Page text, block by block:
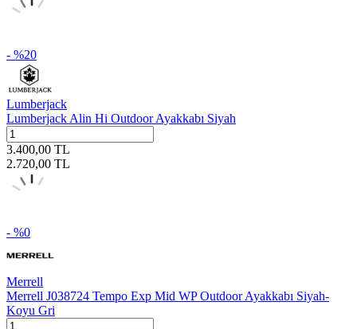
- %20
Lumberjack
Lumberjack Alin Hi Outdoor Ayakkabı Siyah
3.400,00 TL
2.720,00 TL
- %0
Merrell
Merrell J038724 Tempo Exp Mid WP Outdoor Ayakkabı Siyah-
Koyu Gri